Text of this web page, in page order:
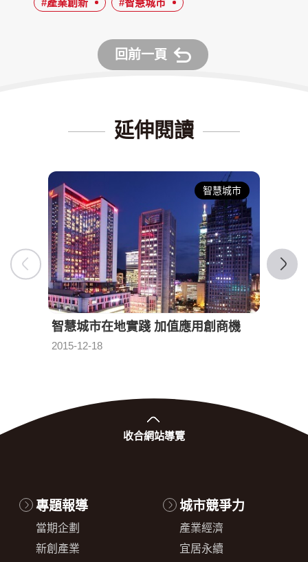
回前一頁
延伸閱讀
智慧城市
智慧城市在地實踐 加值應用創商機
2015-12-18
發布日期：
收合網站導覽
專題報導
當期企劃
新創產業
城市競爭力
產業經濟
宜居永續